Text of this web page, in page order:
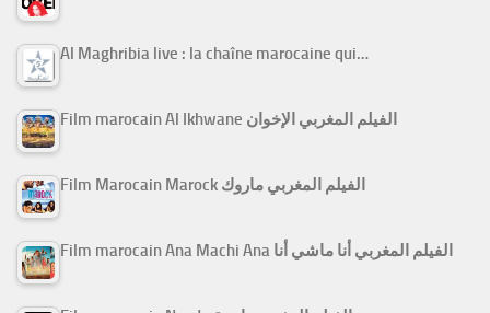
Al Maghribia live : la chaîne marocaine qui…
Film marocain Al Ikhwane الفيلم المغربي الإخوان
Film Marocain Marock الفيلم المغربي ماروك
Film marocain Ana Machi Ana الفيلم المغربي أنا ماشي أنا